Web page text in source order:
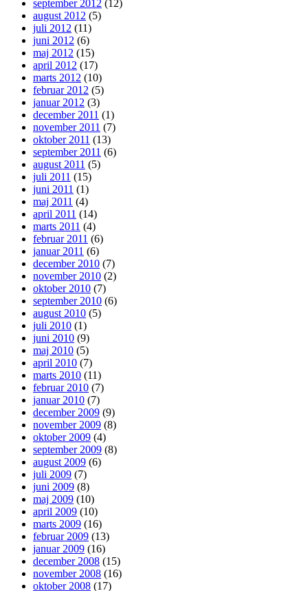
september 2012 (12)
august 2012 (5)
juli 2012 (11)
juni 2012 (6)
maj 2012 (15)
april 2012 (17)
marts 2012 (10)
februar 2012 (5)
januar 2012 (3)
december 2011 (1)
november 2011 (7)
oktober 2011 (13)
september 2011 (6)
august 2011 (5)
juli 2011 (15)
juni 2011 (1)
maj 2011 (4)
april 2011 (14)
marts 2011 (4)
februar 2011 (6)
januar 2011 (6)
december 2010 (7)
november 2010 (2)
oktober 2010 (7)
september 2010 (6)
august 2010 (5)
juli 2010 (1)
juni 2010 (9)
maj 2010 (5)
april 2010 (7)
marts 2010 (11)
februar 2010 (7)
januar 2010 (7)
december 2009 (9)
november 2009 (8)
oktober 2009 (4)
september 2009 (8)
august 2009 (6)
juli 2009 (7)
juni 2009 (8)
maj 2009 (10)
april 2009 (10)
marts 2009 (16)
februar 2009 (13)
januar 2009 (16)
december 2008 (15)
november 2008 (16)
oktober 2008 (17)